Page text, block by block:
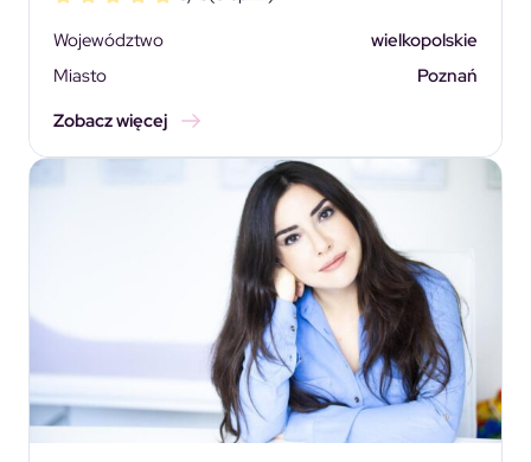
Województwo
wielkopolskie
Miasto
Poznań
Zobacz więcej